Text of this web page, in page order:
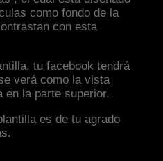
como fondo de la
con esta
tu facebook tendrá
verá como la vista
en la parte superior.
es de tu agrado